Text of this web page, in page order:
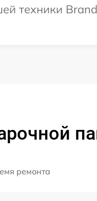
техники
ремонта